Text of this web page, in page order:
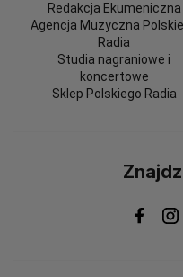
Redakcja Ekumeniczna
Agencja Muzyczna
Radia
Studia nagraniowe i
koncertowe
Sklep Polskiego Radia